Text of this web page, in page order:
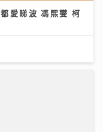
愛睇波 馮熙燮 柯